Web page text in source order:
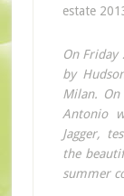
estate
On Friday
by
Milan.
Antonio
Jagger,
the
summer